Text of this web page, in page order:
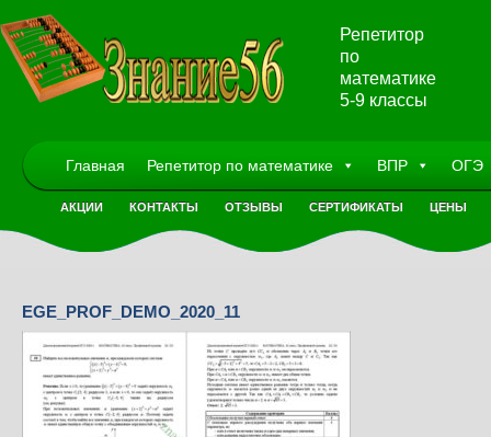
Репетитор
по
математике
5-9 классы
Главная Репетитор по математике ВПР ОГЭ
АКЦИИ КОНТАКТЫ ОТЗЫВЫ СЕРТИФИКАТЫ ЦЕНЫ
EGE_PROF_DEMO_2020_11